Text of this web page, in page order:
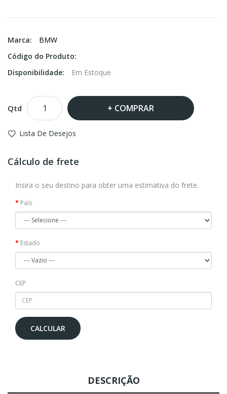
Marca:
BMW
Código do Produto:
Disponibilidade:
Em Estoque
Qtd COMPRAR
Lista De Desejos
Cálculo de frete
Insira o seu destino para obter uma estimativa do frete.
País
Estado
CEP
CALCULAR
DESCRIÇÃO